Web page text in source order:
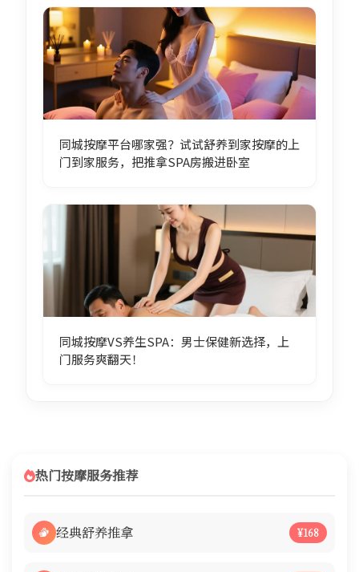
同城按摩平台哪家强？试试舒养到家按摩的上
门到家服务，把推拿SPA房搬进卧室
同城按摩VS养生SPA：男士保健新选择，上
门服务爽翻天！
热门按摩服务推荐
经典舒养推拿 ¥168